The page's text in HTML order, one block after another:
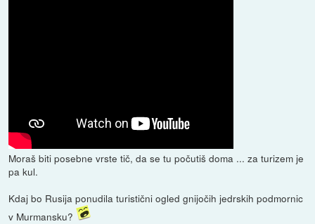
Moraš biti posebne vrste tič, da se tu počutiš doma ... za turizem je
pa kul.
Kdaj bo Rusija ponudila turistični ogled gnijočih jedrskih podmornic
v Murmansku?